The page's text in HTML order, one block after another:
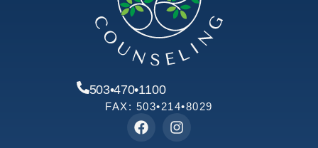
503•470•1100
FAX: 503•214•8029